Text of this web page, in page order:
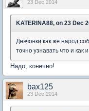
23 Dec 2014
KATERINA88, on 23 Dec
Девчонки как же народ
точно узнавать что и
Надо, конечно!
bax125
23 Dec 2014